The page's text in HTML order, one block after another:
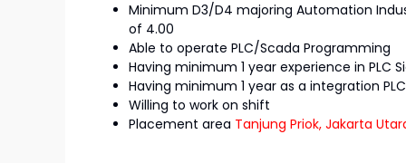
Minimum D3/D4 majoring Automation
of 4.00
Able to operate PLC/Scada Programming
Having minimum 1 year experience in
Having minimum 1 year as a integration
Willing to work on shift
Placement area Tanjung Priok, Jakarta